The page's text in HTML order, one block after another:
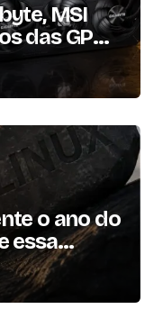
MSI
das GPUs
o ano do
essa